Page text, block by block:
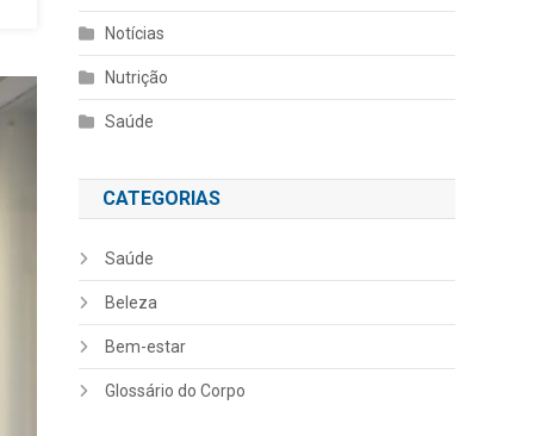
Notícias
Nutrição
Saúde
CATEGORIAS
Saúde
Beleza
Bem-estar
Glossário do Corpo